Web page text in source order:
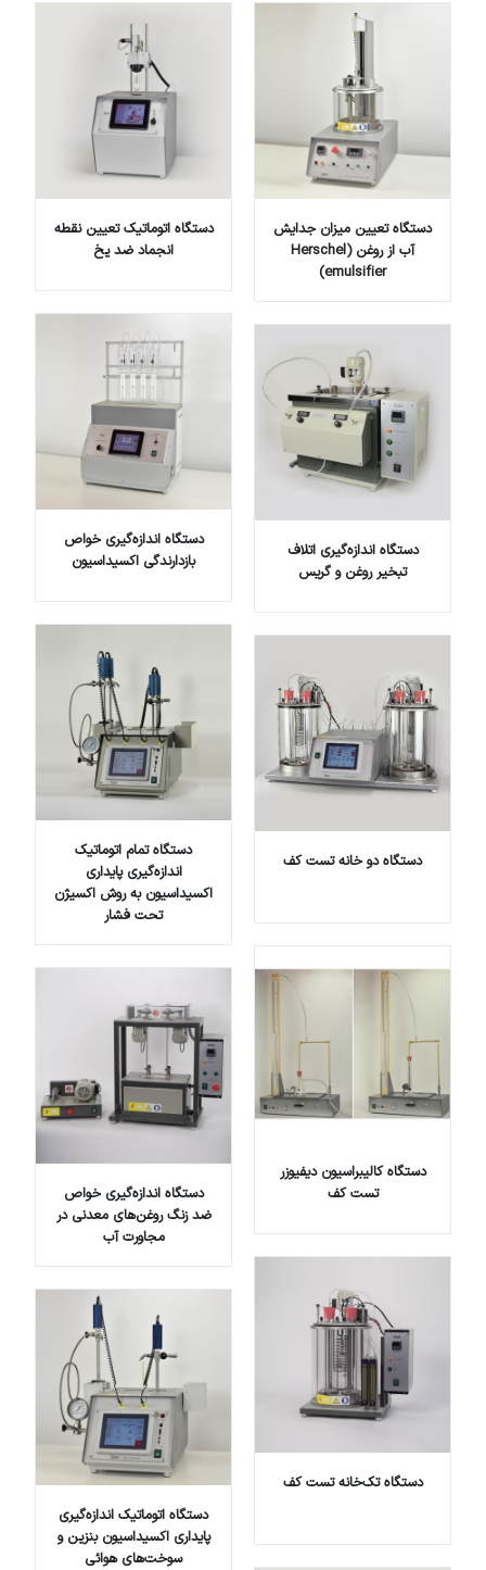
دستگاه تعیین میزان جدایش
آب از روغن (Herschel
emulsifier)
دستگاه اتوماتیک تعیین نقطه
انجماد ضد یخ
دستگاه اندازه‌گیری خواص
بازدارندگی اکسیداسیون
دستگاه اندازه‌گیری اتلاف
تبخیر روغن و گریس
دستگاه تمام اتوماتیک
اندازه‌گیری پایداری
اکسیداسیون به روش اکسیژن
تحت فشار
دستگاه دو خانه تست کف
دستگاه کالیبراسیون دیفیوزر
تست کف
دستگاه اندازه‌گیری خواص
ضد زنگ روغن‌های معدنی در
مجاورت آب
دستگاه تک‌خانه تست کف
دستگاه اتوماتیک اندازه‌گیری
پایداری اکسیداسیون بنزین و
سوخت‌های هوائی